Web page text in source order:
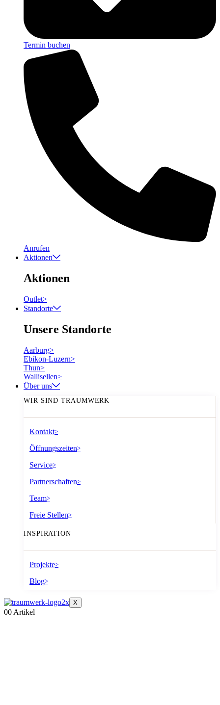
Termin buchen
Anrufen
Aktionen
Aktionen
Outlet>
Standorte
Unsere Standorte
Aarburg>
Ebikon-Luzern>
Thun>
Wallisellen>
Über uns
WIR SIND TRAUMWERK
Kontakt>
Öffnungszeiten>
Service>
Partnerschaften>
Team>
Freie Stellen>
INSPIRATION
Projekte>
Blog>
X
00 Artikel